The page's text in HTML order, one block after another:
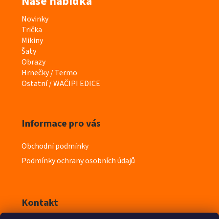
K
a
t
e
g
o
r
Novinky
Trička
Mikiny
Šaty
Obrazy
Hrnečky / Termo
Ostatní / WAČIPI EDICE
Informace pro vás
Obchodní podmínky
Podmínky ochrany osobních údajů
Kontakt